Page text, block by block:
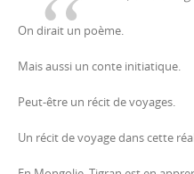
On dirait un poème.
Mais aussi un conte initiatique.
Peut-être un récit de voyages.
Un récit de voyage dans cette